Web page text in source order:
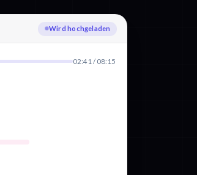
02:41 / 08:15